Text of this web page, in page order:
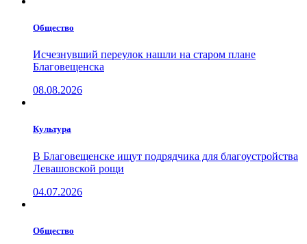
Общество
Исчезнувший переулок нашли на старом плане
Благовещенска
08.08.2026
Культура
В Благовещенске ищут подрядчика для благоустройства
Левашовской рощи
04.07.2026
Общество